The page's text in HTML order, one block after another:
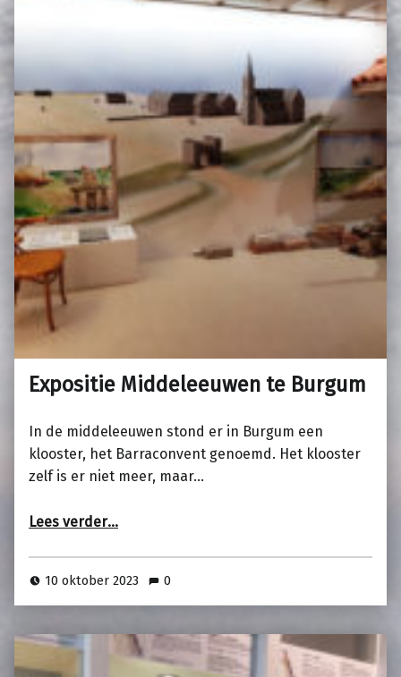
Expositie Middeleeuwen te Burgum
In de middeleeuwen stond er in Burgum een
klooster, het Barraconvent genoemd. Het klooster
zelf is er niet meer, maar…
Lees verder…
10 oktober 2023 0